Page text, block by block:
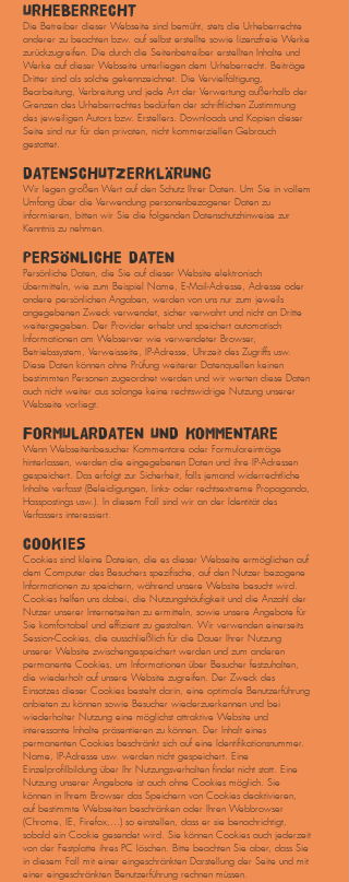
URHEBERRECHT
Die Betreiber dieser Webseite sind bemüht, stets die Urheberrechte
anderer zu beachten bzw. auf selbst erstellte sowie lizenzfreie Werke
zurückzugreifen. Die durch die Seitenbetreiber erstellten Inhalte und
Werke auf dieser Webseite unterliegen dem Urheberrecht. Beiträge
Dritter sind als solche gekennzeichnet. Die Vervielfältigung,
Bearbeitung, Verbreitung und jede Art der Verwertung außerhalb der
Grenzen des Urheberrechtes bedürfen der schriftlichen Zustimmung
des jeweiligen Autors bzw. Erstellers. Downloads und Kopien dieser
Seite sind nur für den privaten, nicht kommerziellen Gebrauch
gestattet.
DATENSCHUTZERKLÄRUNG
Wir legen großen Wert auf den Schutz Ihrer Daten. Um Sie in vollem
Umfang über die Verwendung personenbezogener Daten zu
informieren, bitten wir Sie die folgenden Datenschutzhinweise zur
Kenntnis zu nehmen.
PERSÖNLICHE DATEN
Persönliche Daten, die Sie auf dieser Website elektronisch
übermitteln, wie zum Beispiel Name, E-Mail-Adresse, Adresse oder
andere persönlichen Angaben, werden von uns nur zum jeweils
angegebenen Zweck verwendet, sicher verwahrt und nicht an Dritte
weitergegeben. Der Provider erhebt und speichert automatisch
Informationen am Webserver wie verwendeter Browser,
Betriebssystem, Verweisseite, IP-Adresse, Uhrzeit des Zugriffs usw.
Diese Daten können ohne Prüfung weiterer Datenquellen keinen
bestimmten Personen zugeordnet werden und wir werten diese Daten
auch nicht weiter aus solange keine rechtswidrige Nutzung unserer
Webseite vorliegt.
FORMULARDATEN UND KOMMENTARE
Wenn Webseitenbesucher Kommentare oder Formulareinträge
hinterlassen, werden die eingegebenen Daten und ihre IP-Adressen
gespeichert. Das erfolgt zur Sicherheit, falls jemand widerrechtliche
Inhalte verfasst (Beleidigungen, links- oder rechtsextreme Propaganda,
Hasspostings usw.). In diesem Fall sind wir an der Identität des
Verfassers interessiert.
COOKIES
Cookies sind kleine Dateien, die es dieser Webseite ermöglichen auf
dem Computer des Besuchers spezifische, auf den Nutzer bezogene
Informationen zu speichern, während unsere Website besucht wird.
Cookies helfen uns dabei, die Nutzungshäufigkeit und die Anzahl der
Nutzer unserer Internetseiten zu ermitteln, sowie unsere Angebote für
Sie komfortabel und effizient zu gestalten. Wir verwenden einerseits
Session-Cookies, die ausschließlich für die Dauer Ihrer Nutzung
unserer Website zwischengespeichert werden und zum anderen
permanente Cookies, um Informationen über Besucher festzuhalten,
die wiederholt auf unsere Website zugreifen. Der Zweck des
Einsatzes dieser Cookies besteht darin, eine optimale Benutzerführung
anbieten zu können sowie Besucher wiederzuerkennen und bei
wiederholter Nutzung eine möglichst attraktive Website und
interessante Inhalte präsentieren zu können. Der Inhalt eines
permanenten Cookies beschränkt sich auf eine Identifikationsnummer.
Name, IP-Adresse usw. werden nicht gespeichert. Eine
Einzelprofilbildung über Ihr Nutzungsverhalten findet nicht statt. Eine
Nutzung unserer Angebote ist auch ohne Cookies möglich. Sie
können in Ihrem Browser das Speichern von Cookies deaktivieren,
auf bestimmte Webseiten beschränken oder Ihren Webbrowser
(Chrome, IE, Firefox,…) so einstellen, dass er sie benachrichtigt,
sobald ein Cookie gesendet wird. Sie können Cookies auch jederzeit
von der Festplatte ihres PC löschen. Bitte beachten Sie aber, dass Sie
in diesem Fall mit einer eingeschränkten Darstellung der Seite und mit
einer eingeschränkten Benutzerführung rechnen müssen.